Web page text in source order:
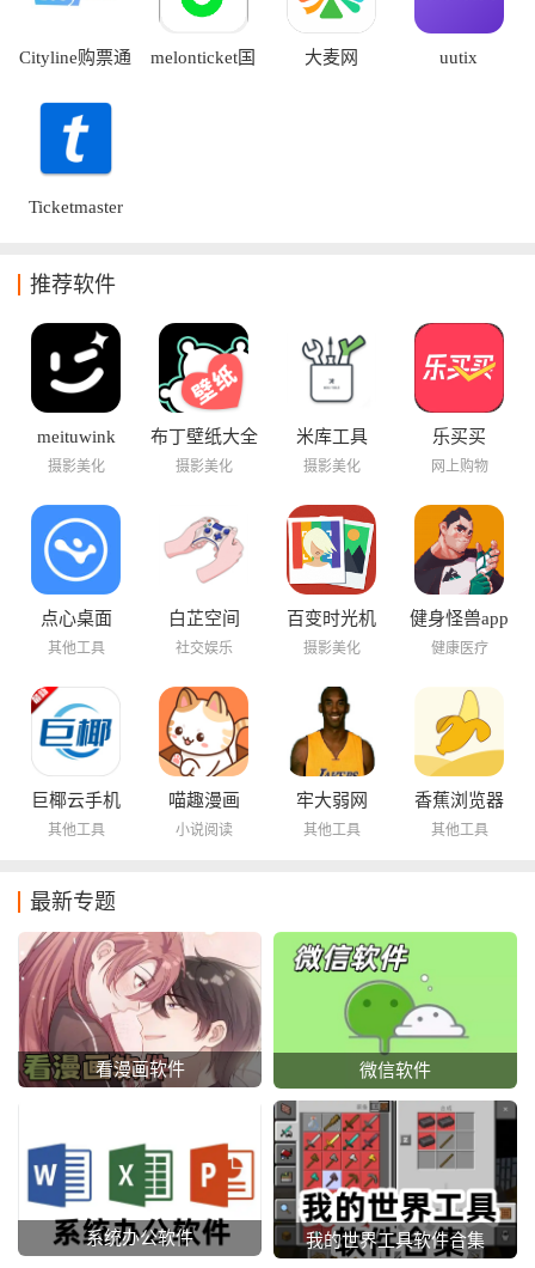
Cityline购票通
melonticket国
大麦网 uutix
Ticketmaster
推荐软件
meituwink
摄影美化
布丁壁纸大全
摄影美化
米库工具
摄影美化
乐买买
网上购物
点心桌面
其他工具
白芷空间
社交娱乐
百变时光机
摄影美化
健身怪兽app
健康医疗
巨椰云手机
其他工具
喵趣漫画
小说阅读
牢大弱网
其他工具
香蕉浏览器
其他工具
最新专题
看漫画软件 微信软件
系统办公软件 我的世界工具软件合集